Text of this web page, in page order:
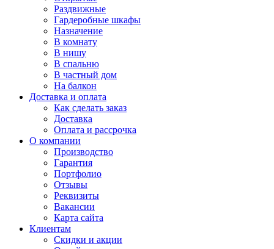
Раздвижные
Гардеробные шкафы
Назначение
В комнату
В нишу
В спальню
В частный дом
На балкон
Доставка и оплата
Как сделать заказ
Доставка
Оплата и рассрочка
О компании
Производство
Гарантия
Портфолио
Отзывы
Реквизиты
Вакансии
Карта сайта
Клиентам
Скидки и акции